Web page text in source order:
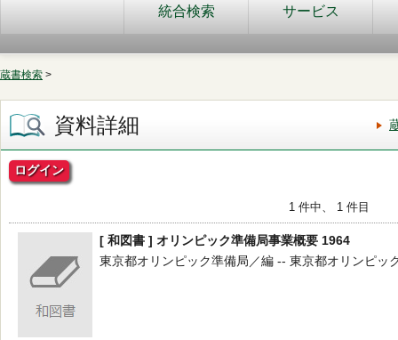
統合検索
サービス
蔵書検索 >
資料詳細
ログイン
1 件中、 1 件目
[ 和図書 ] オリンピック準備局事業概要 1964
東京都オリンピック準備局／編 -- 東京都オリンピッ